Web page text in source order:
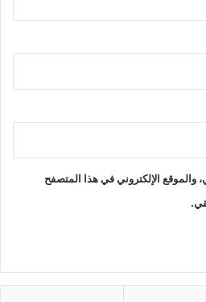
والموقع الإلكتروني في هذا المتصفح